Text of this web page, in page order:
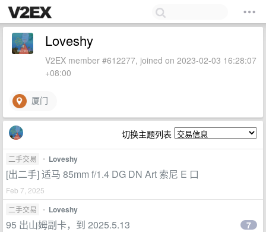
Loveshy
V2EX member #612277, joined on 2023-02-03 16:28:07
+08:00
厦门
切换主题列表
二手交易 • Loveshy
[出二手] 适马 85mm f/1.4 DG DN Art 索尼 E 口
Feb 7, 2025
二手交易
• Loveshy
95 出山姆副卡，到 2025.5.13 7